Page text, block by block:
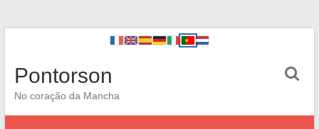
Pontorson
No coração da Mancha